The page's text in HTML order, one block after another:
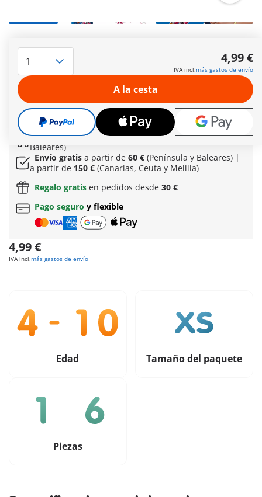
astronauta vuela a través del espacio infinito siempre en
dirección a las estrellas brillantes. Con su traje espacial y
equipada con una mágica pistola estelar, busca nuevos
mundos y secretos ocultos. La pulsera que brilla en la
oscuridad os muestra a ella y a ti el camino a través de las
estrellas.
Más información
Envío gratis a partir normalde 60 € (Península y
Baleares)
Envío gratis a partir de 60 € (Península y Baleares) |
a partir de 150 € (Canarias, Ceuta y Melilla)
Regalo gratis en pedidos desde 30 €
Pago seguro y flexible
4,99 €
IVA incl.más gastos de envío
4,99 €
IVA incl.más gastos de envío
A la cesta
Edad Tamaño del paquete
Piezas